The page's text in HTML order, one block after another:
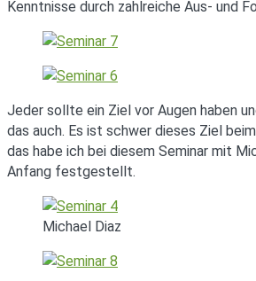
Kenntnisse durch zahlreiche Aus- und
Jeder sollte ein Ziel vor Augen haben
das auch. Es ist schwer dieses Ziel
das habe ich bei diesem Seminar mit
Anfang festgestellt.
Michael Diaz